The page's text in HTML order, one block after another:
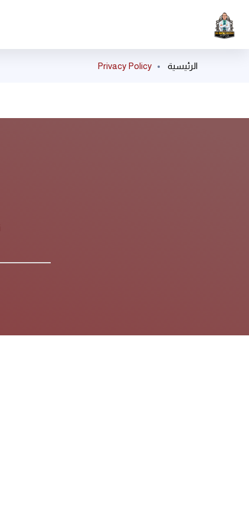
الرئيسية Privacy Policy